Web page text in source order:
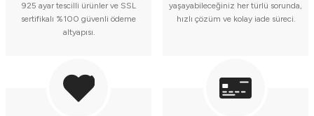
925 ayar tescilli ürünler ve SSL
sertifikalı %100 güvenli ödeme
altyapısı.
yaşayabileceğiniz her türlü sorunda,
hızlı çözüm ve kolay iade süreci.